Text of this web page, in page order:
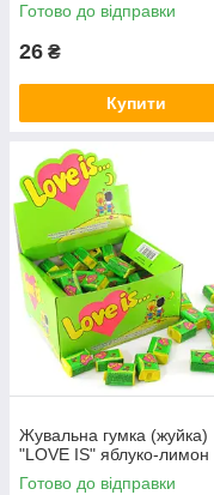
Готово до відправки
26 ₴
Купити
Жувальна гумка (жуйка)
"LOVE IS" яблуко-лимон
Готово до відправки